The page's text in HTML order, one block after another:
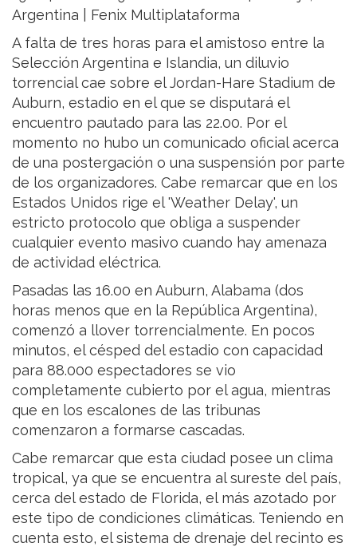
Argentina | Fenix Multiplataforma
A falta de tres horas para el amistoso entre la
Selección Argentina e Islandia, un diluvio
torrencial cae sobre el Jordan-Hare Stadium de
Auburn, estadio en el que se disputará el
encuentro pautado para las 22.00. Por el
momento no hubo un comunicado oficial acerca
de una postergación o una suspensión por parte
de los organizadores. Cabe remarcar que en los
Estados Unidos rige el 'Weather Delay', un
estricto protocolo que obliga a suspender
cualquier evento masivo cuando hay amenaza
de actividad eléctrica.
Pasadas las 16.00 en Auburn, Alabama (dos
horas menos que en la República Argentina),
comenzó a llover torrencialmente. En pocos
minutos, el césped del estadio con capacidad
para 88.000 espectadores se vio
completamente cubierto por el agua, mientras
que en los escalones de las tribunas
comenzaron a formarse cascadas.
Cabe remarcar que esta ciudad posee un clima
tropical, ya que se encuentra al sureste del país,
cerca del estado de Florida, el más azotado por
este tipo de condiciones climáticas. Teniendo en
cuenta esto, el sistema de drenaje del recinto es